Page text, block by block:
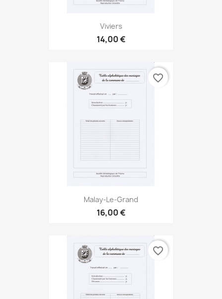
Viviers
14,00 €
Malay-Le-Grand
16,00 €
favorite_border
favorite_border